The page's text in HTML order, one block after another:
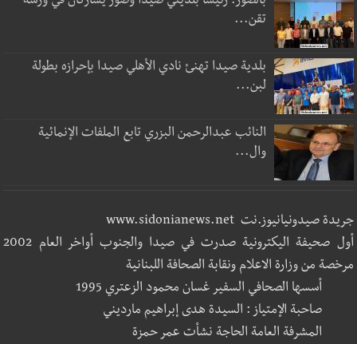
تقن...
بلدية صيدا تهنئ نادي الأهلي صيدا بإحرازه بطولة
لبن...
النائب عبدالرحمن البزري تابع الملفات الإنمائية
وال...
جريدة صيدونيانيوز.نت www.sidonianews.net
أول صحيفة اليكترونية صدرت في صيدا والجنوب أواخر العام 2002
مرخصة من وزارة الاعلام ونقابة الصحافة اللبنانية
أسسها الصحافي السفير غسان محمود الزعتري 1995
صاحبة الإمتياز : السيدة هدى إبراهيم مارديني
المشرفة العامة الحاجة نشأت عمر حمزة